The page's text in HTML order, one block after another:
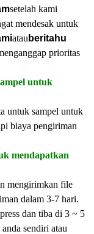
setelah kami
mendesak untuk
atau beritahu
prioritas
untuk
untuk sampel untuk
biaya pengiriman
mendapatkan
mengirimkan file
dalam 3-7 hari.
dan tiba di 3 ~ 5
sendiri atau